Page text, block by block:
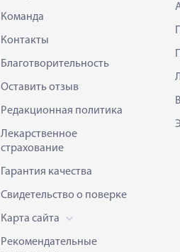
Команда
Контакты
Благотворительность
Оставить отзыв
Редакционная политика
Лекарственное
страхование
Гарантия качества
Свидетельство о поверке
Карта сайта
Рекомендательные